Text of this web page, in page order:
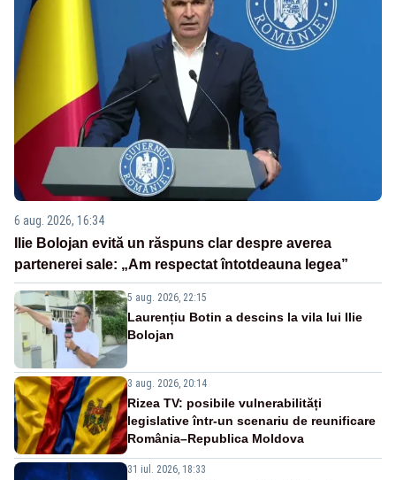
6 aug. 2026, 16:34
Ilie Bolojan evită un răspuns clar despre averea
partenerei sale: „Am respectat întotdeauna legea”
5 aug. 2026, 22:15
Laurențiu Botin a descins la vila lui Ilie
Bolojan
3 aug. 2026, 20:14
Rizea TV: posibile vulnerabilități
legislative într-un scenariu de reunificare
România–Republica Moldova
31 iul. 2026, 18:33